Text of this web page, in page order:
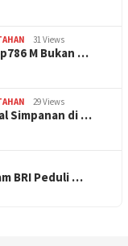
31 Views
M Bukan …
29 Views
Simpanan di …
BRI Peduli …